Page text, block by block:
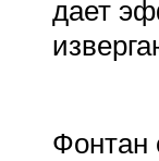
дает
Фонтан